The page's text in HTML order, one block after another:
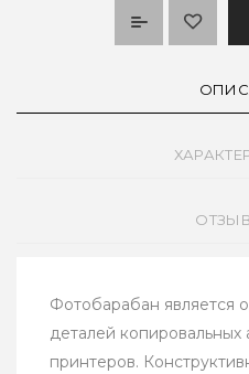
Фотобарабан является
деталей копировальных
принтеров.